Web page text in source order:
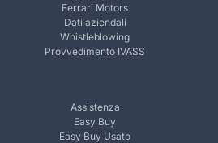
Ferrari Motors
Dati aziendali
Whistleblowing
Provvedimento IVASS
Assistenza
Easy Buy
Easy Buy Usato